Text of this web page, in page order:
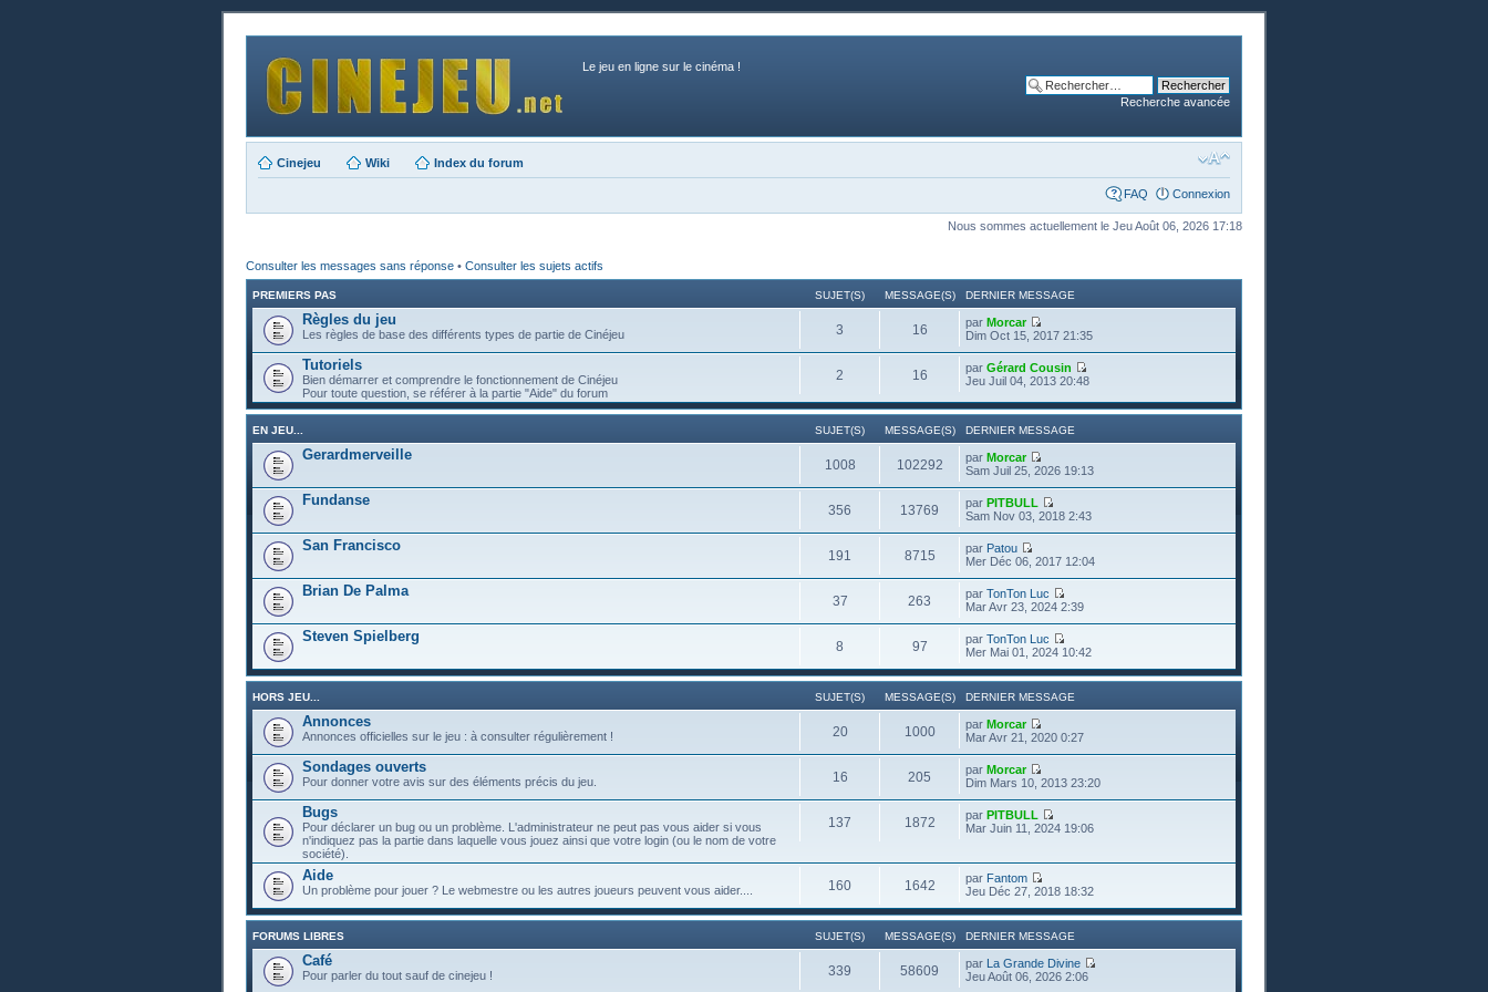
Le jeu en ligne sur le cinéma !
Recherche avancée
Cinejeu Wiki Index du forum
FAQ Connexion
Nous sommes actuellement le Jeu Août 06, 2026 17:18
Consulter les messages sans réponse • Consulter les sujets actifs
PREMIERS PAS SUJET(S) MESSAGE(S) DERNIER MESSAGE
Règles du jeu
Les règles de base des différents types de partie de Cinéjeu 3 16 parMorcar
Dim Oct 15, 2017 21:35
Tutoriels
Bien démarrer et comprendre le fonctionnement de Cinéjeu
Pour toute question, se référer à la partie "Aide" du forum
2 16 parGérard Cousin
Jeu Juil 04, 2013 20:48
EN JEU... SUJET(S) MESSAGE(S) DERNIER MESSAGE
Gerardmerveille
1008 102292 parMorcar
Sam Juil 25, 2026 19:13
Fundanse
356 13769 parPITBULL
Sam Nov 03, 2018 2:43
San Francisco
191 8715 par Patou
Mer Déc 06, 2017 12:04
Brian De Palma
37 263 parTonTon Luc
Mar Avr 23, 2024 2:39
Steven Spielberg
8 97 parTonTon Luc
Mer Mai 01, 2024 10:42
HORS JEU... SUJET(S) MESSAGE(S) DERNIER MESSAGE
Annonces
Annonces officielles sur le jeu : à consulter régulièrement ! 20 1000 parMorcar
Mar Avr 21, 2020 0:27
Sondages ouverts
Pour donner votre avis sur des éléments précis du jeu. 16 205 parMorcar
Dim Mars 10, 2013 23:20
Bugs
Pour déclarer un bug ou un problème. L'administrateur ne peut pas vous aider si vous
n'indiquez pas la partie dans laquelle vous jouez ainsi que votre login (ou le nom de votre
société).
137 1872 parPITBULL
Mar Juin 11, 2024 19:06
Aide
Un problème pour jouer ? Le webmestre ou les autres joueurs peuvent vous aider.... 160 1642 par Fantom
Jeu Déc 27, 2018 18:32
FORUMS LIBRES SUJET(S) MESSAGE(S) DERNIER MESSAGE
Café
Pour parler du tout sauf de cinejeu ! 339 58609 par La Grande Divine
Jeu Août 06, 2026 2:06